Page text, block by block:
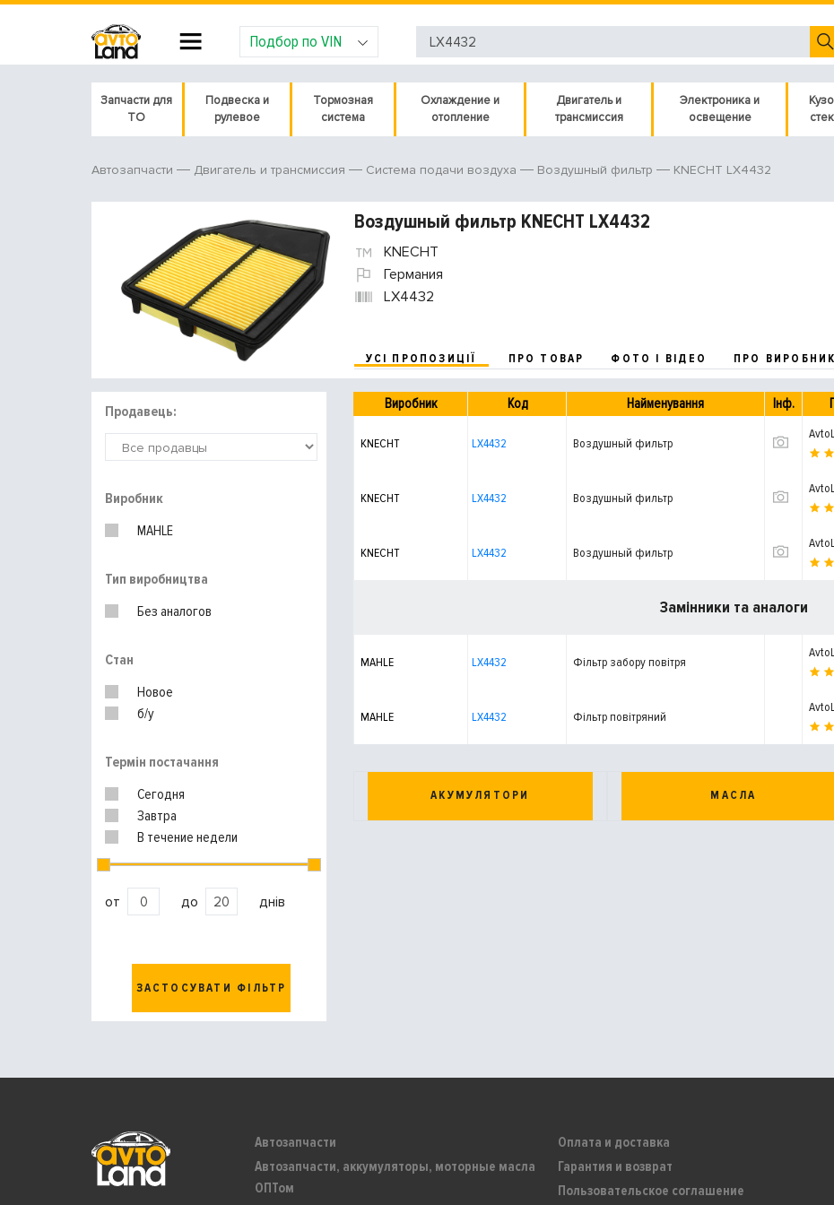
Подбор по VIN
Запчасти для
ТО
Подвеска и
рулевое
Тормозная
система
Охлаждение и
отопление
Двигатель и
трансмиссия
Электроника и
освещение
Автозапчасти Двигатель и трансмиссия Система подачи воздуха Воздушный фильтр KNECHT LX4432
Воздушный фильтр KNECHT LX4432
KNECHT
Германия
LX4432
УСІ ПРОПОЗИЦІЇ ПРО ТОВАР ФОТО І ВІДЕО ПРО
Продавець:
Виробник
MAHLE
Тип виробництва
Без аналогов
Стан
Новое
б/у
Термін постачання
Сегодня
Завтра
В течение недели
от до днів
ЗАСТОСУВАТИ ФІЛЬТР
Виробник Код Найменування Інф.
KNECHT LX4432 Воздушный фильтр
KNECHT LX4432 Воздушный фильтр
KNECHT LX4432 Воздушный фильтр
Замінники та аналоги
MAHLE LX4432 Фільтр забору повітря
MAHLE LX4432 Фільтр повітряний
АКУМУЛЯТОРИ МАСЛА
Автозапчасти
Автозапчасти, аккумуляторы, моторные масла
ОПТом
Оплата и доставка
Гарантия и возврат
Пользовательское соглашение